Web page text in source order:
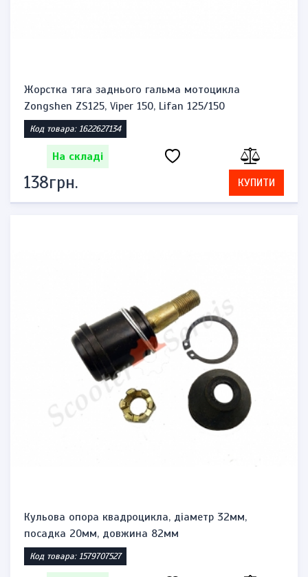
Жорстка тяга заднього гальма мотоцикла
Zongshen ZS125, Viper 150, Lifan 125/150
Код товара: 1622627134
На складі
138грн. КУПИТИ
Кульова опора квадроцикла, діаметр 32мм,
посадка 20мм, довжина 82мм
Код товара: 1579707527